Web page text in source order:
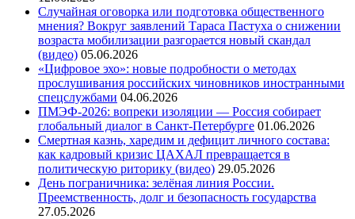
Случайная оговорка или подготовка общественного
мнения? Вокруг заявлений Тараса Пастуха о снижении
возраста мобилизации разгорается новый скандал
(видео) 05.06.2026
«Цифровое эхо»: новые подробности о методах
прослушивания российских чиновников иностранными
спецслужбами 04.06.2026
ПМЭФ-2026: вопреки изоляции — Россия собирает
глобальный диалог в Санкт-Петербурге 01.06.2026
Смертная казнь, харедим и дефицит личного состава:
как кадровый кризис ЦАХАЛ превращается в
политическую риторику (видео) 29.05.2026
День пограничника: зелёная линия России.
Преемственность, долг и безопасность государства
27.05.2026